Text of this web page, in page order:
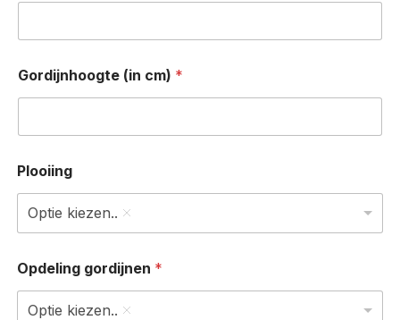
Gordijnhoogte (in cm) *
Plooiing
Optie kiezen..
Opdeling gordijnen *
Optie kiezen..